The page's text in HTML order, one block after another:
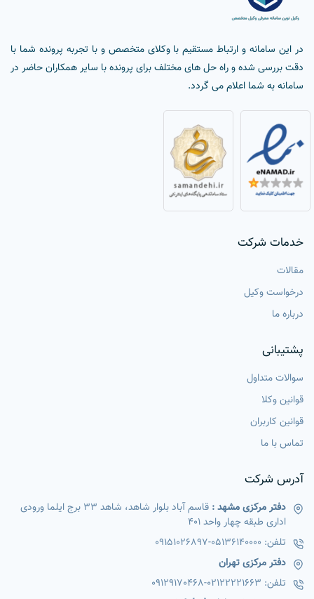
در این سامانه و ارتباط مستقیم با وکلای متخصص و با تجربه پرونده شما با
دقت بررسی شده و راه حل های مختلف برای پرونده با سایر همکاران حاضر در
سامانه به شما اعلام می گردد.
خدمات شرکت
مقالات
درخواست وکیل
درباره ما
پشتیبانی
سوالات متداول
قوانین وکلا
قوانین کاربران
تماس با ما
آدرس شرکت
دفتر مرکزی مشهد :
قاسم آباد بلوار شاهد، شاهد 33 برج ایلما ورودی
اداری طبقه چهار واحد 401
تلفن: 05136140000
-
09151026897
دفتر مرکزی تهران
تلفن: 02122221663
-
09129170468